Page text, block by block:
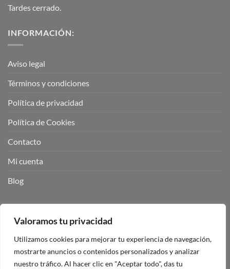
Valoramos tu privacidad
Utilizamos cookies para mejorar tu experiencia de navegación,
mostrarte anuncios o contenidos personalizados y analizar
nuestro tráfico. Al hacer clic en "Aceptar todo", das tu
Tardes cerrado.
INFORMACIÓN:
Aviso legal
Términos y condiciones
Política de privacidad
Política de Cookies
Contacto
Mi cuenta
Blog